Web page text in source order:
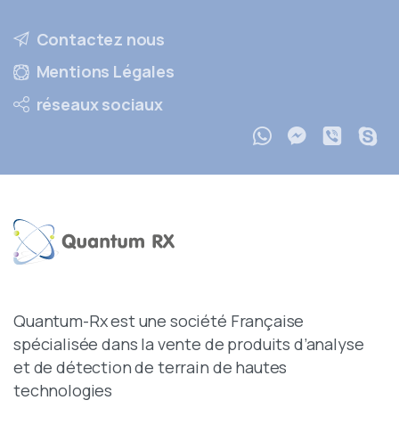
Contactez nous
Mentions Légales
réseaux sociaux
Quantum-Rx est une société Française
spécialisée dans la vente de produits d’analyse
et de détection de terrain de hautes
technologies